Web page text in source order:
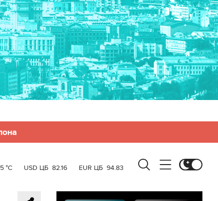
°C USD ЦБ 82.16 EUR ЦБ 94.83